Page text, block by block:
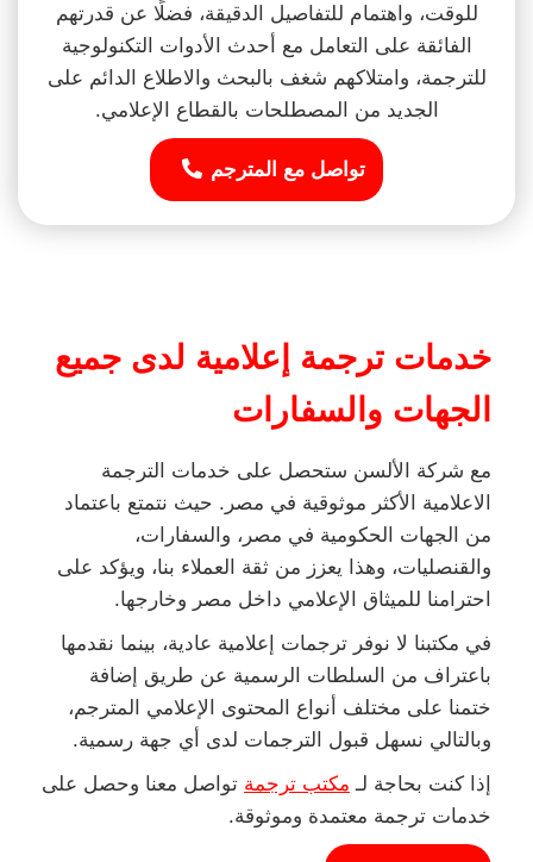
للوقت، واهتمام للتفاصيل الدقيقة، فضلًا عن قدرتهم
الفائقة على التعامل مع أحدث الأدوات التكنولوجية
للترجمة، وامتلاكهم شغف بالبحث والاطلاع الدائم على
الجديد من المصطلحات بالقطاع الإعلامي.
تواصل مع المترجم
خدمات ترجمة إعلامية لدى جميع
الجهات والسفارات
مع شركة الألسن ستحصل على خدمات الترجمة
الاعلامية الأكثر موثوقية في مصر. حيث نتمتع باعتماد
من الجهات الحكومية في مصر، والسفارات،
والقنصليات، وهذا يعزز من ثقة العملاء بنا، ويؤكد على
احترامنا للميثاق الإعلامي داخل مصر وخارجها.
في مكتبنا لا نوفر ترجمات إعلامية عادية، بينما نقدمها
باعتراف من السلطات الرسمية عن طريق إضافة
ختمنا على مختلف أنواع المحتوى الإعلامي المترجم،
وبالتالي نسهل قبول الترجمات لدى أي جهة رسمية.
إذا كنت بحاجة لـ مكتب ترجمة تواصل معنا وحصل على
خدمات ترجمة معتمدة وموثوقة.